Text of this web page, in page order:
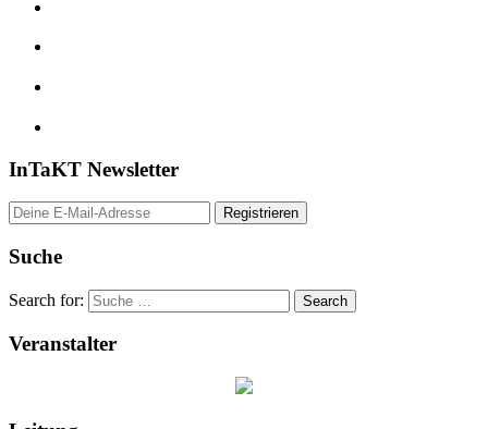
InTaKT Newsletter
Suche
Search for:
Veranstalter